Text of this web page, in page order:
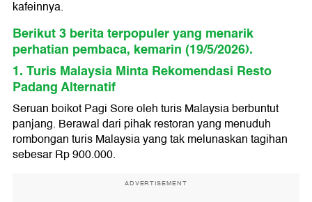
kafeinnya.
Berikut 3 berita terpopuler yang menarik
perhatian pembaca, kemarin (19/5/2026).
1. Turis Malaysia Minta Rekomendasi Resto
Padang Alternatif
Seruan boikot Pagi Sore oleh turis Malaysia berbuntut
panjang. Berawal dari pihak restoran yang menuduh
rombongan turis Malaysia yang tak melunaskan tagihan
sebesar Rp 900.000.
ADVERTISEMENT